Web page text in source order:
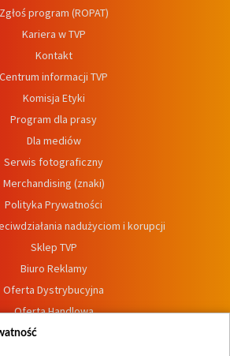
Zgłoś program (ROPAT)
Kariera w TVP
Kontakt
Centrum informacji TVP
Komisja Etyki
Program dla prasy
Dla mediów
Serwis fotograficzny
Merchandising (znaki)
Polityka Prywatności
nadużyciom i korupcji
Sklep TVP
Biuro Reklamy
Oferta Dystrybucyjna
Oferta Handlowa
Dostępność